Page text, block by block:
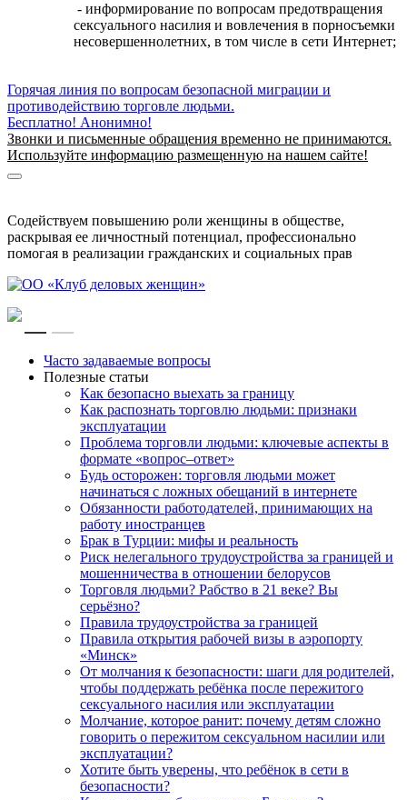
- информирование по вопросам предотвращения
сексуального насилия и вовлечения в порносъемки
несовершеннолетних, в том числе в сети Интернет;
Горячая линия по вопросам безопасной миграции и
противодействию торговле людьми.
Бесплатно! Анонимно!
Звонки и письменные обращения временно не принимаются.
Используйте информацию размещенную на нашем сайте!
Содействуем повышению роли женщины в обществе,
раскрывая ее личностный потенциал, профессионально
помогая в реализации гражданских и социальных прав
RUEN
Часто задаваемые вопросы
Полезные статьи
Как безопасно выехать за границу
Как распознать торговлю людьми: признаки
эксплуатации
Проблема торговли людьми: ключевые аспекты в
формате «вопрос–ответ»
Будь осторожен: торговля людьми может
начинаться с ложных обещаний в интернете
Обязанности работодателей, принимающих на
работу иностранцев
Брак в Турции: мифы и реальность
Риск нелегального трудоустройства за границей и
мошенничества в отношении белорусов
Торговля людьми? Рабство в 21 веке? Вы
серьёзно?
Правила трудоустройства за границей
Правила открытия рабочей визы в аэропорту
«Минск»
От молчания к безопасности: шаги для родителей,
чтобы поддержать ребёнка после пережитого
сексуального насилия или эксплуатации
Молчание, которое ранит: почему детям сложно
говорить о пережитом сексуальном насилии или
эксплуатации?
Хотите быть уверены, что ребёнок в сети в
безопасности?